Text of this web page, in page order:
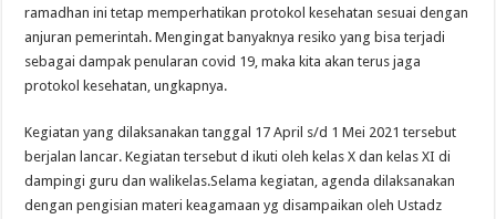
ramadhan ini tetap memperhatikan protokol kesehatan sesuai dengan
anjuran pemerintah. Mengingat banyaknya resiko yang bisa terjadi
sebagai dampak penularan covid 19, maka kita akan terus jaga
protokol kesehatan, ungkapnya.
Kegiatan yang dilaksanakan tanggal 17 April s/d 1 Mei 2021 tersebut
berjalan lancar. Kegiatan tersebut d ikuti oleh kelas X dan kelas XI di
dampingi guru dan walikelas.Selama kegiatan, agenda dilaksanakan
dengan pengisian materi keagamaan yg disampaikan oleh Ustadz